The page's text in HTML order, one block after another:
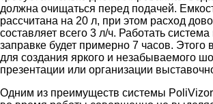
должна очищаться перед подачей.
рассчитана на 20 л, при этом расход
составляет всего 3 л/ч. Работать
заправке будет примерно 7 часов. Этого
для создания яркого и незабываемого
презентации или организации
Одним из преимуществ системы PoliVizor